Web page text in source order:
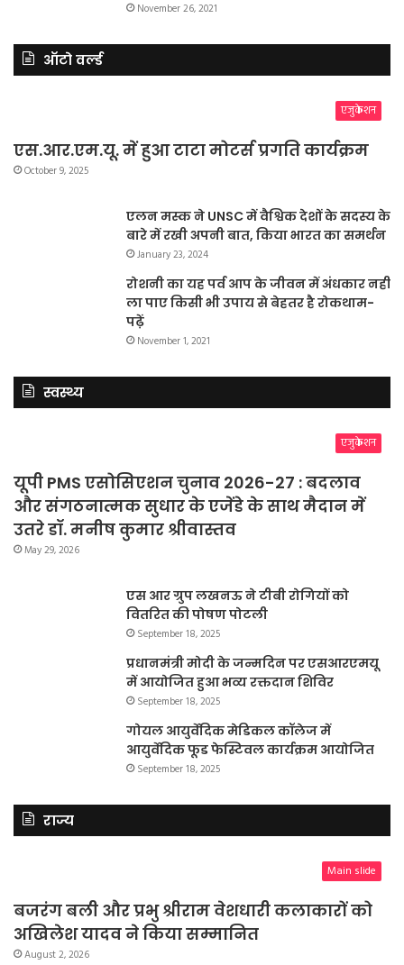
November 26, 2021
ऑटो वर्ल्ड
एजुकेशन
एस.आर.एम.यू. में हुआ टाटा मोटर्स प्रगति कार्यक्रम
October 9, 2025
एलन मस्क ने UNSC में वैश्विक देशों के सदस्य के
बारे में रखी अपनी बात, किया भारत का समर्थन
January 23, 2024
रोशनी का यह पर्व आप के जीवन में अंधकार नहीं
ला पाए किसी भी उपाय से बेहतर है रोकथाम-
पढ़ें
November 1, 2021
स्वस्थ्य
एजुकेशन
यूपी PMS एसोसिएशन चुनाव 2026-27 : बदलाव
और संगठनात्मक सुधार के एजेंडे के साथ मैदान में
उतरे डॉ. मनीष कुमार श्रीवास्तव
May 29, 2026
एस आर ग्रुप लखनऊ ने टीबी रोगियों को
वितरित की पोषण पोटली
September 18, 2025
प्रधानमंत्री मोदी के जन्मदिन पर एसआरएमयू
में आयोजित हुआ भव्य रक्तदान शिविर
September 18, 2025
गोयल आयुर्वेदिक मेडिकल कॉलेज में
आयुर्वेदिक फूड फेस्टिवल कार्यक्रम आयोजित
September 18, 2025
राज्य
Main slide
बजरंग बली और प्रभु श्रीराम वेशधारी कलाकारों को
अखिलेश यादव ने किया सम्मानित
August 2, 2026